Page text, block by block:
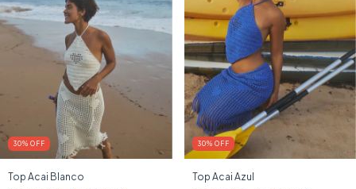
30% OFF
Top Acai Blanco
30% OFF
Top Acai Azul